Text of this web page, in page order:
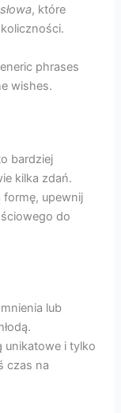
, które
phrases
wishes.
bardziej
kilka zdań.
formę, upewnij
do
lub
unikatowe i tylko
czas na